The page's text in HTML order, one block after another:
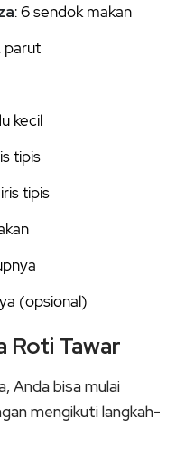
: 6 sendok makan
parut
kecil
tipis
tipis
(opsional)
Roti Tawar
Anda bisa mulai
mengikuti langkah-